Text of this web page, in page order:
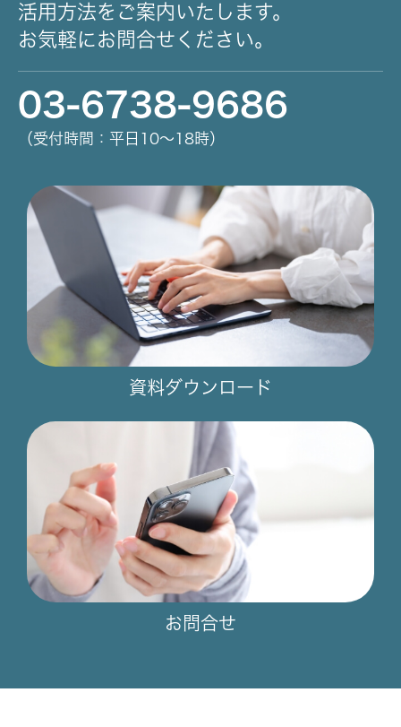
活用方法をご案内いたします。
お気軽にお問合せください。
03-6738-9686
（受付時間：平日10～18時）
資料ダウンロード
お問合せ